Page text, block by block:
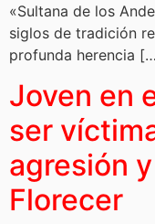
«Sultana de los
siglos de tradición
profunda herencia
Joven en
ser
agresión
Florecer